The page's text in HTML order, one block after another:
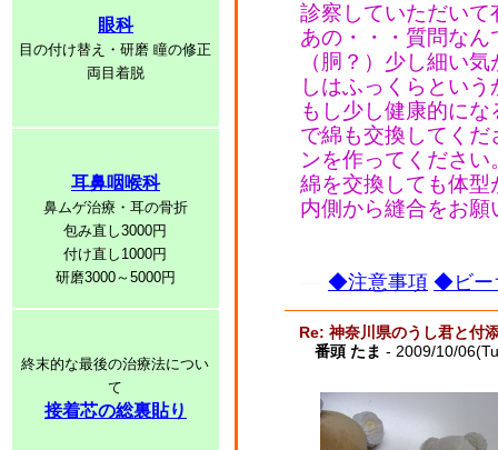
眼科
目の付け替え・研磨 瞳の修正
両目着脱
耳鼻咽喉科
鼻ムゲ治療・耳の骨折
包み直し3000円
付け直し1000円
研磨3000～5000円
終末的な最後の治療法につい
て
接着芯の総裏貼り
診察していただい
あの・・・質問な
（胴？）少し細い
しはふっくらとい
もし少し健康的に
で綿も交換してく
ンを作ってください
綿を交換しても体
内側から縫合をお願
◆注意事項 ◆ビー
Re: 神奈川県のうし君と付
番頭 たま - 2009/10/